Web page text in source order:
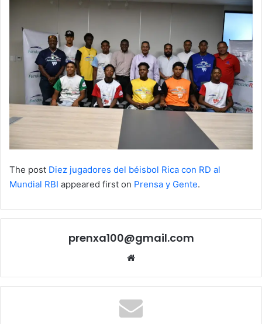
The post Diez jugadores del béisbol Rica con RD al
Mundial RBI appeared first on Prensa y Gente.
prenxa100@gmail.com